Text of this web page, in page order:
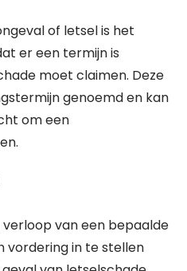
of letsel is het
er een termijn is
moet claimen. Deze
genoemd en kan
om een
van een bepaalde
vordering in te stellen